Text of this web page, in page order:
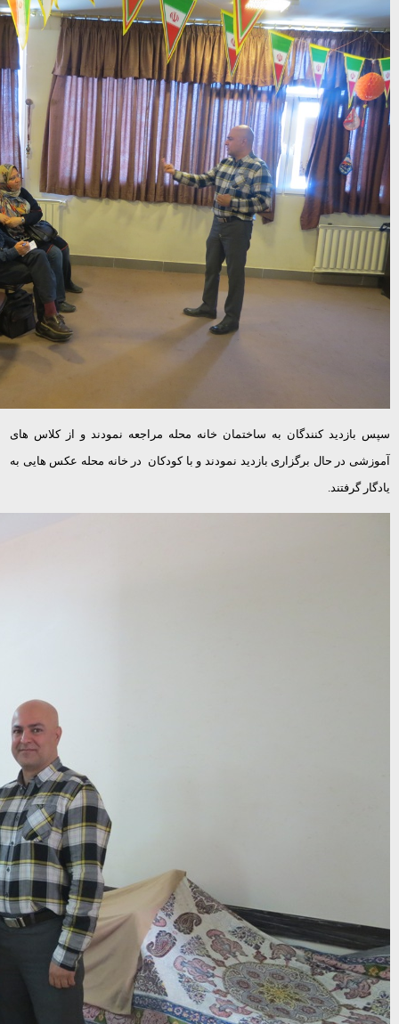
سپس بازدید کنندگان به ساختمان خانه محله مراجعه نمودند و از کلاس های
آموزشی در حال برگزاری بازدید نمودند و با کودکان در خانه محله عکس هایی به
یادگار گرفتند.